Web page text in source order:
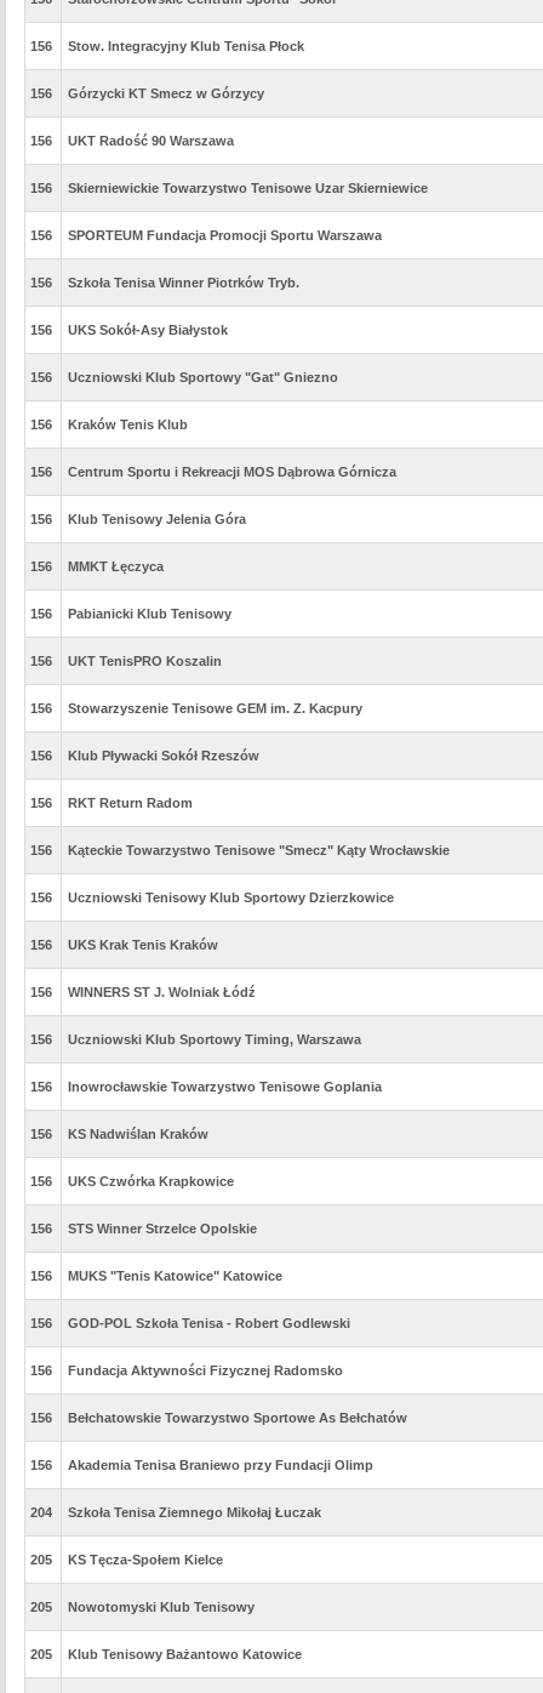
156 Stow. Integracyjny Klub Tenisa Płock
156 Górzycki KT Smecz w Górzycy
156 UKT Radość 90 Warszawa
156 Skierniewickie Towarzystwo Tenisowe Uzar Skierniewice
156 SPORTEUM Fundacja Promocji Sportu Warszawa
156 Szkoła Tenisa Winner Piotrków Tryb.
156 UKS Sokół-Asy Białystok
156 Uczniowski Klub Sportowy "Gat" Gniezno
156 Kraków Tenis Klub
156 Centrum Sportu i Rekreacji MOS Dąbrowa Górnicza
156 Klub Tenisowy Jelenia Góra
156 MMKT Łęczyca
156 Pabianicki Klub Tenisowy
156 UKT TenisPRO Koszalin
156 Stowarzyszenie Tenisowe GEM im. Z. Kacpury
156 Klub Pływacki Sokół Rzeszów
156 RKT Return Radom
156 Kąteckie Towarzystwo Tenisowe "Smecz" Kąty Wrocławskie
156 Uczniowski Tenisowy Klub Sportowy Dzierzkowice
156 UKS Krak Tenis Kraków
156 WINNERS ST J. Wolniak Łódź
156 Uczniowski Klub Sportowy Timing, Warszawa
156 Inowrocławskie Towarzystwo Tenisowe Goplania
156 KS Nadwiślan Kraków
156 UKS Czwórka Krapkowice
156 STS Winner Strzelce Opolskie
156 MUKS "Tenis Katowice" Katowice
156 GOD-POL Szkoła Tenisa - Robert Godlewski
156 Fundacja Aktywności Fizycznej Radomsko
156 Bełchatowskie Towarzystwo Sportowe As Bełchatów
156 Akademia Tenisa Braniewo przy Fundacji Olimp
204 Szkoła Tenisa Ziemnego Mikołaj Łuczak
205 KS Tęcza-Społem Kielce
205 Nowotomyski Klub Tenisowy
205 Klub Tenisowy Bażantowo Katowice